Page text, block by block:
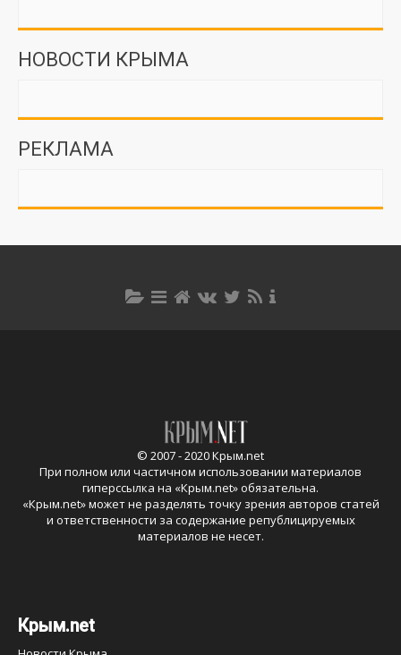
НОВОСТИ КРЫМА
РЕКЛАМА
© 2007 - 2020 Крым.net
При полном или частичном использовании материалов
гиперссылка на «Крым.net» обязательна.
«Крым.net» может не разделять точку зрения авторов статей
и ответственности за содержание републицируемых
материалов не несет.
Крым.net